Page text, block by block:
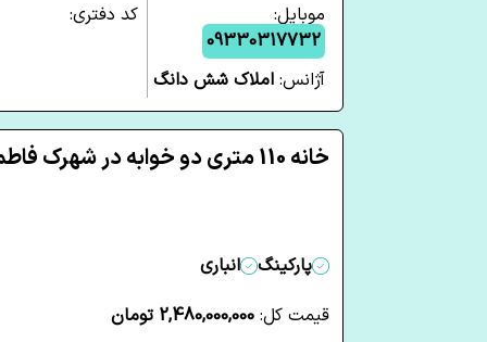
موبایل:
09330317732
آژانس: املاک شش دانگ
کد دفتری:
خانه 110 متری دو خوابه در شهرک فاطمیه قم
پارکینگ
انباری
قیمت کل: 2,480,000,000 تومان